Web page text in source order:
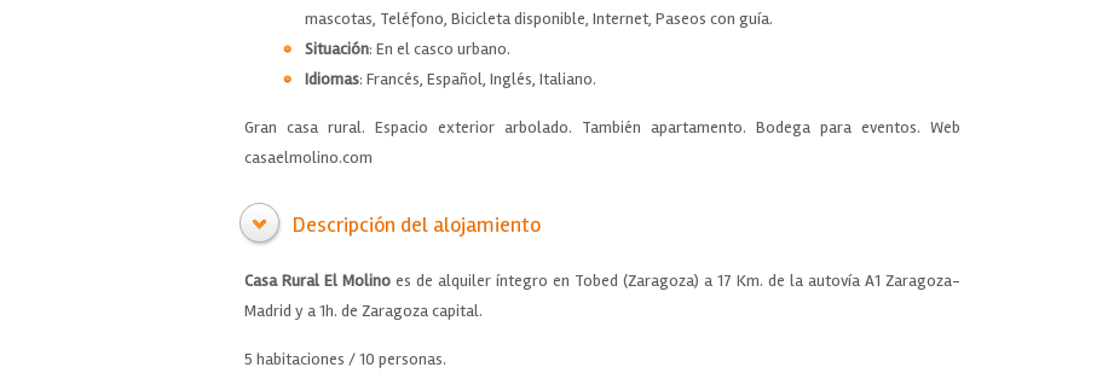
mascotas, Teléfono, Bicicleta disponible, Internet, Paseos con guía.
Situación: En el casco urbano.
Idiomas: Francés, Español, Inglés, Italiano.
Gran casa rural. Espacio exterior arbolado. También apartamento. Bodega para eventos. Web
casaelmolino.com
Descripción del alojamiento
Casa Rural El Molino es de alquiler íntegro en Tobed (Zaragoza) a 17 Km. de la autovía A1 Zaragoza-
Madrid y a 1h. de Zaragoza capital.
5 habitaciones / 10 personas.